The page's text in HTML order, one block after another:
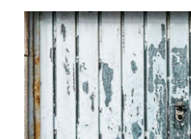
Ver
imagen
más
grande